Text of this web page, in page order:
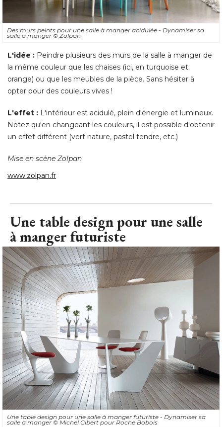
Des murs peints pour une salle à manger acidulée - Dynamiser sa
salle à manger © Zolpan
L'idée : Peindre plusieurs des murs de la salle à manger de
la même couleur que les chaises (ici, en turquoise et
orange) ou que les meubles de la pièce. Sans hésiter à
opter pour des couleurs vives !
L'effet : L'intérieur est acidulé, plein d'énergie et lumineux.
Notez qu'en changeant les couleurs, il est possible d'obtenir
un effet différent (vert nature, pastel tendre, etc.)
Mise en scène Zolpan
www.zolpan.fr
Une table design pour une salle
à manger futuriste
Une table design pour une salle à manger futuriste - Dynamiser sa
salle à manger© Michel Gibert pour Roche Bobois